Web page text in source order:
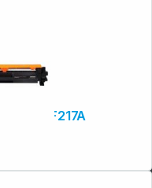
Xerox Everyday Reman. Toner ers. HP CF217A